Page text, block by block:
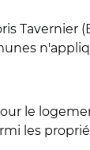
Tavernier
le
les